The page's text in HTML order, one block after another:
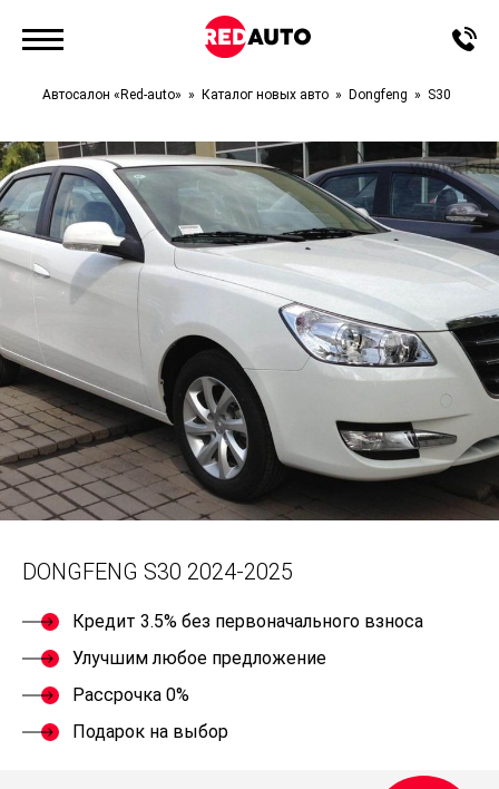
Автосалон «Red-auto» Каталог новых авто Dongfeng S30
DONGFENG S30 2024-2025
Кредит 3.5% без первоначального взноса
Улучшим любое предложение
Рассрочка 0%
Подарок на выбор